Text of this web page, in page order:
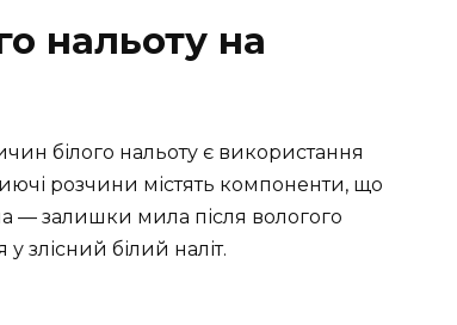
нальоту на
білого нальоту є використання
розчини містять компоненти, що
— залишки мила після вологого
злісний білий наліт.